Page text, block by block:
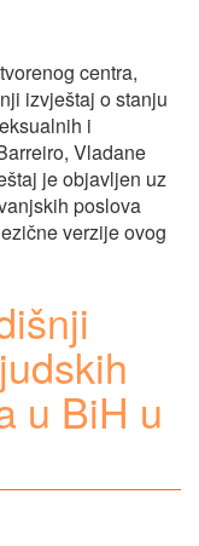
centra,
izvještaj o stanju
i
Vladane
je objavljen uz
poslova
verzije ovog
u BiH u